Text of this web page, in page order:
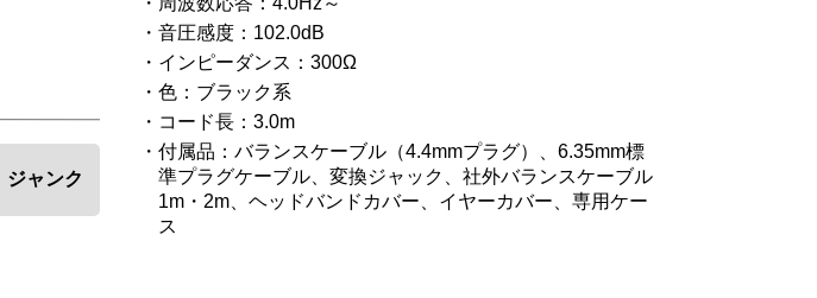
音圧感度：102.0dB
インピーダンス：300Ω
色：ブラック系
コード長：3.0m
付属品：バランスケーブル（4.4mmプラグ）、6.35mm標
準プラグケーブル、変換ジャック、社外バランスケーブル
1m・2m、ヘッドバンドカバー、イヤーカバー、専用ケー
ス
ジャンク